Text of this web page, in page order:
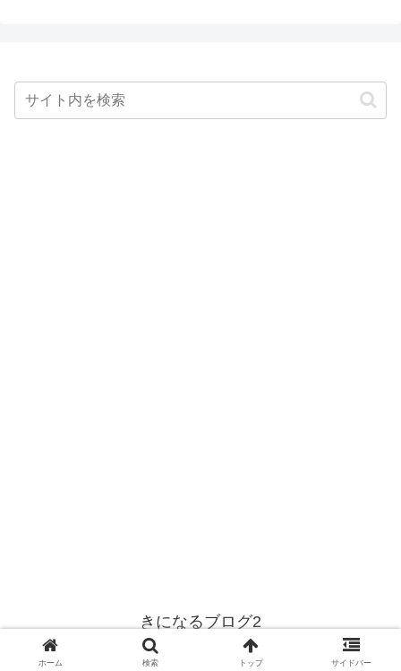
きになるブログ2
© 2001 きになるブログ2.
ホーム 検索 トップ サイドバー